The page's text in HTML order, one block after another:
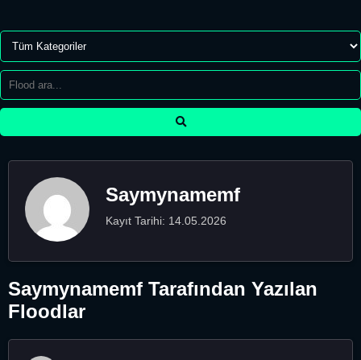
Saymynamemf
Kayıt Tarihi: 14.05.2026
Saymynamemf Tarafından Yazılan
Floodlar